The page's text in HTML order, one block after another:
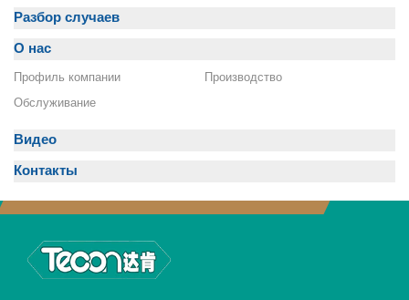
Разбор случаев
О нас
Профиль компании
Производство
Обслуживание
Видео
Контакты